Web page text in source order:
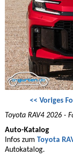
<< Voriges
Toyota RAV4 2026 -
Auto-Katalog
Infos zum Toyota
Autokatalog.